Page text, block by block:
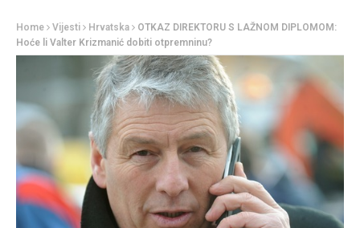
Home Vijesti Hrvatska
OTKAZ DIREKTORU S LAŽNOM DIPLOMOM:
Hoće li Valter Krizmanić dobiti otpremninu?